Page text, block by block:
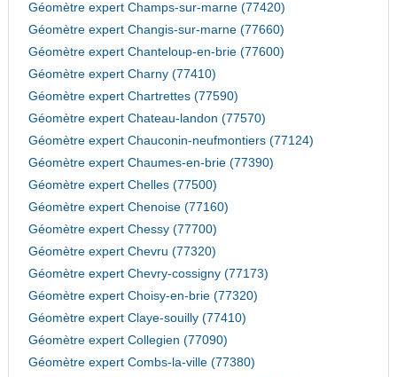
Géomètre expert Champs-sur-marne (77420)
Géomètre expert Changis-sur-marne (77660)
Géomètre expert Chanteloup-en-brie (77600)
Géomètre expert Charny (77410)
Géomètre expert Chartrettes (77590)
Géomètre expert Chateau-landon (77570)
Géomètre expert Chauconin-neufmontiers (77124)
Géomètre expert Chaumes-en-brie (77390)
Géomètre expert Chelles (77500)
Géomètre expert Chenoise (77160)
Géomètre expert Chessy (77700)
Géomètre expert Chevru (77320)
Géomètre expert Chevry-cossigny (77173)
Géomètre expert Choisy-en-brie (77320)
Géomètre expert Claye-souilly (77410)
Géomètre expert Collegien (77090)
Géomètre expert Combs-la-ville (77380)